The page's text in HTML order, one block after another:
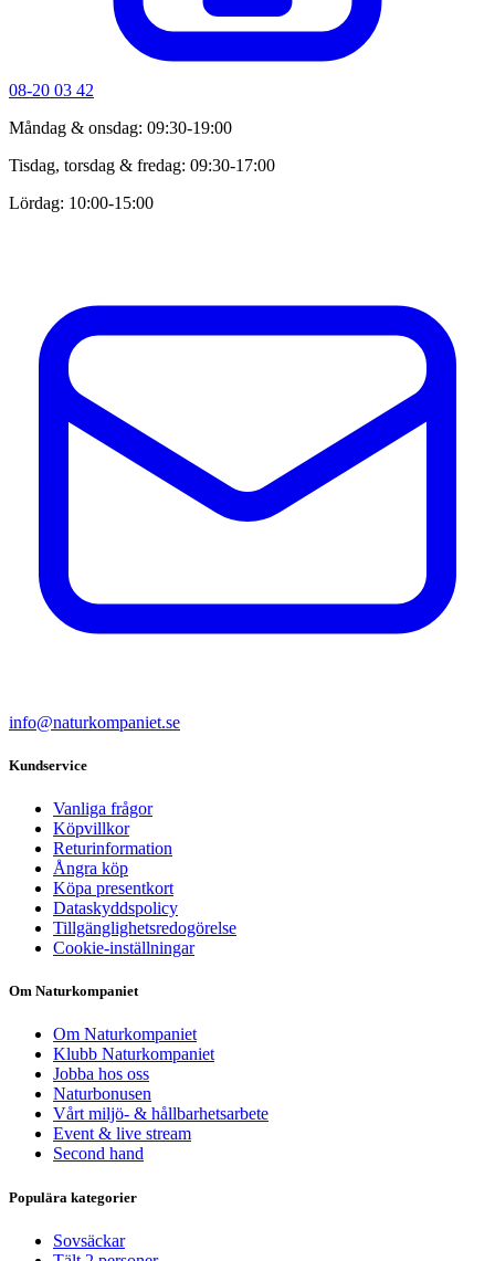
08-20 03 42
Måndag & onsdag: 09:30-19:00
Tisdag, torsdag & fredag: 09:30-17:00
Lördag: 10:00-15:00
info@naturkompaniet.se
Kundservice
Vanliga frågor
Köpvillkor
Returinformation
Ångra köp
Köpa presentkort
Dataskyddspolicy
Tillgänglighetsredogörelse
Cookie-inställningar
Om Naturkompaniet
Om Naturkompaniet
Klubb Naturkompaniet
Jobba hos oss
Naturbonusen
Vårt miljö- & hållbarhetsarbete
Event & live stream
Second hand
Populära kategorier
Sovsäckar